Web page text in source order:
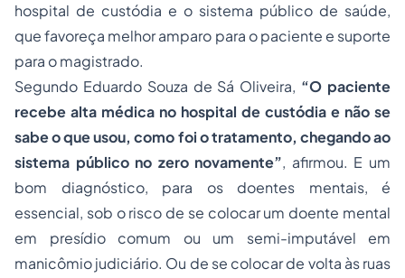
hospital de custódia e o sistema público de saúde,
que favoreça melhor amparo para o paciente e suporte
para o magistrado.
Segundo Eduardo Souza de Sá Oliveira, “O paciente
recebe alta médica no hospital de custódia e não se
sabe o que usou, como foi o tratamento, chegando ao
sistema público no zero novamente”, afirmou. E um
bom diagnóstico, para os doentes mentais, é
essencial, sob o risco de se colocar um doente mental
em presídio comum ou um semi-imputável em
manicômio judiciário. Ou de se colocar de volta às ruas